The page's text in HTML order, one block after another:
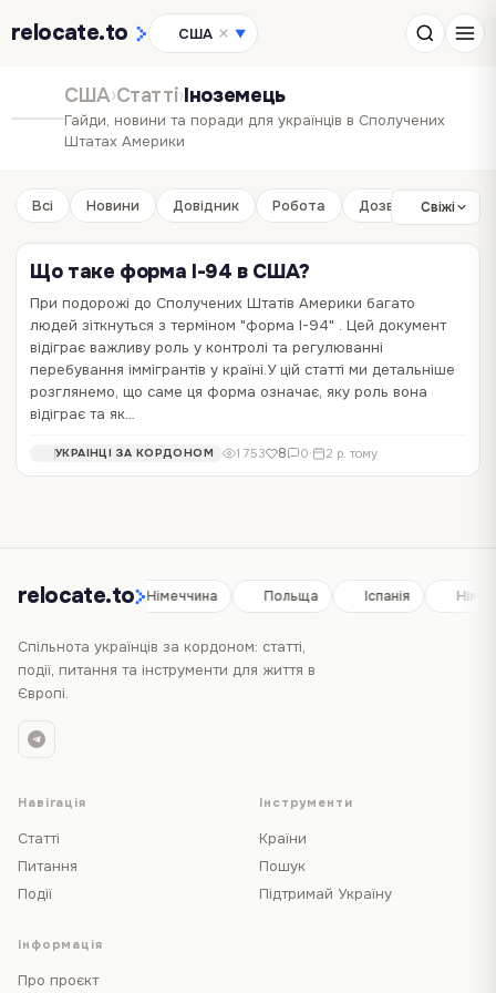
relocate.to США ▼
США›Статті›Іноземець
Гайди, новини та поради для українців в Сполучених
Штатах Америки
Всі Новини Довідник Робота ДозвілляСвіжі
Що таке форма I-94 в США?
При подорожі до Сполучених Штатів Америки багато
людей зіткнуться з терміном "форма I-94" . Цей документ
відіграє важливу роль у контролі та регулюванні
перебування іммігрантів у країні.У цій статті ми детальніше
розглянемо, що саме ця форма означає, яку роль вона
відіграє та як…
УКРАЇНЦІ ЗА КОРДОНОМ 1 753 8 0· 2 р. тому
relocate.to
Іспанія Німеччина Польща Іспанія
Спільнота українців за кордоном: статті,
події, питання та інструменти для життя в
Європі.
Навігація
Статті
Питання
Події
Інструменти
Країни
Пошук
Підтримай Україну
Інформація
Про проєкт